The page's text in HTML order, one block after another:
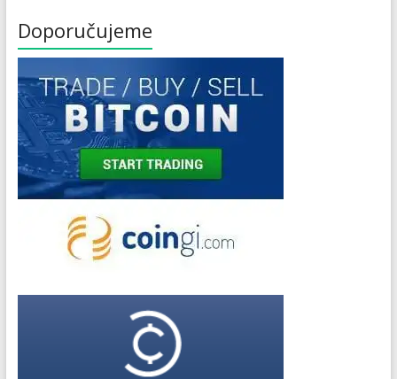
Doporučujeme